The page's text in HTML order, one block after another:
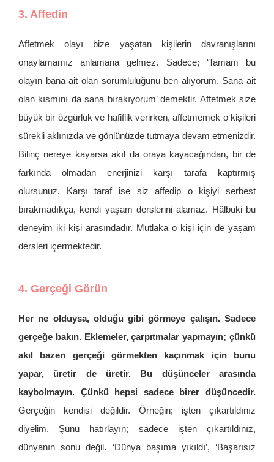
3. Affedin
Affetmek olayı bize yaşatan kişilerin davranışlarını
onaylamamız anlamana gelmez. Sadece; ‘Tamam bu
olayın bana ait olan sorumluluğunu ben alıyorum. Sana ait
olan kısmını da sana bırakıyorum’ demektir. Affetmek size
büyük bir özgürlük ve hafiflik verirken, affetmemek o kişileri
sürekli aklınızda ve gönlünüzde tutmaya devam etmenizdir.
Bilinç nereye kayarsa akıl da oraya kayacağından, bir de
farkında olmadan enerjinizi karşı tarafa kaptırmış
olursunuz. Karşı taraf ise siz affedip o kişiyi serbest
bırakmadıkça, kendi yaşam derslerini alamaz. Hâlbuki bu
deneyim iki kişi arasındadır. Mutlaka o kişi için de yaşam
dersleri içermektedir.
4. Gerçeği Görün
Her ne olduysa, olduğu gibi görmeye çalışın. Sadece
gerçeğe bakın. Eklemeler, çarpıtmalar yapmayın; çünkü
akıl bazen gerçeği görmekten kaçınmak için bunu
yapar, üretir de üretir. Bu düşünceler arasında
kaybolmayın. Çünkü hepsi sadece birer düşüncedir.
Gerçeğin kendisi değildir. Örneğin; işten çıkartıldınız
diyelim. Şunu hatırlayın; sadece işten çıkartıldınız,
dünyanın sonu değil. ‘Dünya başıma yıkıldı’, ‘Başarısız